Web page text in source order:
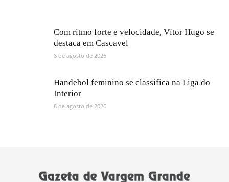
Com ritmo forte e velocidade, Vítor Hugo se
destaca em Cascavel
8 de agosto de 2026
Handebol feminino se classifica na Liga do
Interior
8 de agosto de 2026